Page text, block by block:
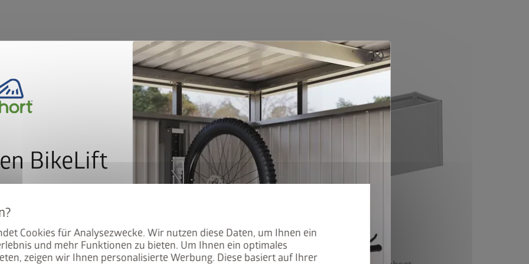
Cookies für Analysezwecke. Wir nutzen diese Daten, um Ihnen ein
und mehr Funktionen zu bieten. Um Ihnen ein optimales
zeigen wir Ihnen personalisierte Werbung. Diese basiert auf Ihrer
Version 2
®
Version 3
cancel
BikeLift
dem Preis: Der BikeLift
Biohort Gerätehauses